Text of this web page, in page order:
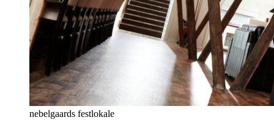
nebelgaards festlokale